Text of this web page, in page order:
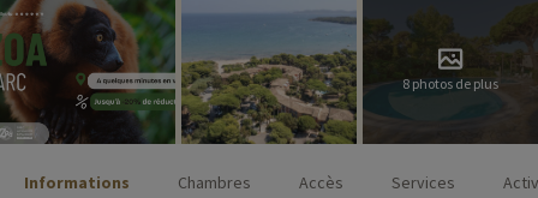
8 photos de plus
Informations Chambres Accès Services